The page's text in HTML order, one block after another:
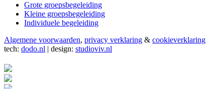
Grote groepsbegeleiding
Kleine groepsbegeleiding
Individuele begeleiding
Algemene voorwaarden, privacy verklaring & cookieverklaring
tech: dodo.nl | design: studioviv.nl